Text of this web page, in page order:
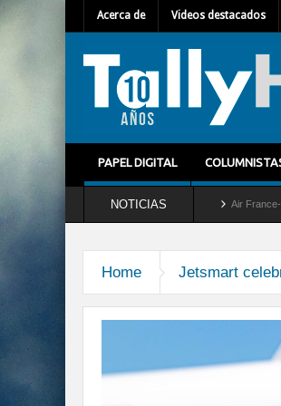
Acerca de Videos destacados
PAPEL DIGITAL
NOTICIAS
del servicio al C-2 Greyhound Air France-KLM
Home Jetsmart